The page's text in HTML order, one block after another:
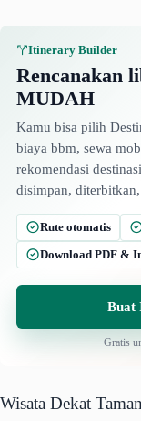
Itinerary Builder
Rencanakan
MUDAH
Kamu bisa pilih
biaya bbm, sewa
rekomendasi
disimpan,
Rute otomatis
Download PDF &
Buat
Gratis
Wisata Dekat